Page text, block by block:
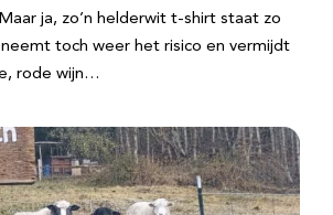
ja, zo’n helderwit t-shirt staat zo
neemt toch weer het risico en vermijdt
rode wijn…